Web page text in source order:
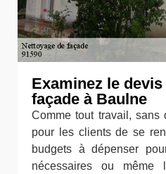
Examinez le
façade à Baulne
Comme tout travail, sans
pour les clients de se
budgets à dépenser
nécessaires ou